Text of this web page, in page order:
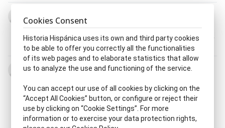
6.IV.1885 - 16.XI.1944
Biólogo, ga|Científico, ca|Minerólogo|Naturalista
|Político, ca| Profesor, ra
Francisco de las Barras Aragón y Sevilla
Alcalde, sa|Anatomista |Antropólogo|
Arqueólogo, ga| Biólogo, ga| Botánico, ca
Catedrático, ca|Espeleólogo, ga| Etnólogo
Historiador, ra|Mineralogista|Traductor, ra|
Cookies Consent
Historia Hispánica uses its own and third party cookies
to be able to offer you correctly all the functionalities
of its web pages and to elaborate statistics that allow
us to analyze the use and functioning of the service.
You can accept our use of all cookies by clicking on the
“Accept All Cookies” button, or configure or reject their
use by clicking on “Cookie Settings”. For more
information or to exercise your data protection rights,